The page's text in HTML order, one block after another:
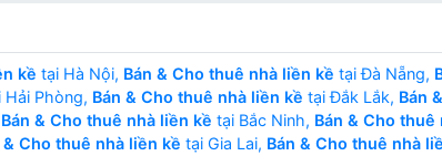
kề tại Hà Nội, Bán & Cho thuê nhà liền kề tại Đà Nẵng,
Hải Phòng, Bán & Cho thuê nhà liền kề tại Đắk Lắk, Bán
Bán & Cho thuê nhà liền kề tại Bắc Ninh, Bán & Cho thuê
& Cho thuê nhà liền kề tại Gia Lai, Bán & Cho thuê nhà